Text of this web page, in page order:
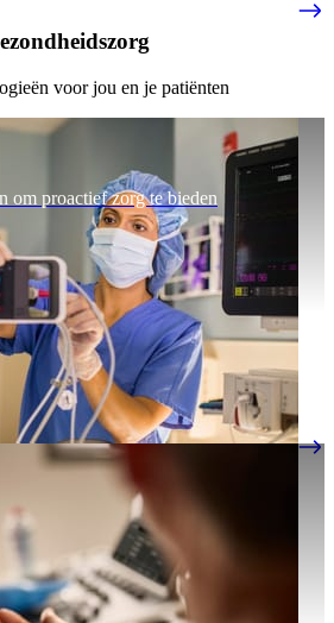
voor jou en je patiënten
om proactief zorg te bieden